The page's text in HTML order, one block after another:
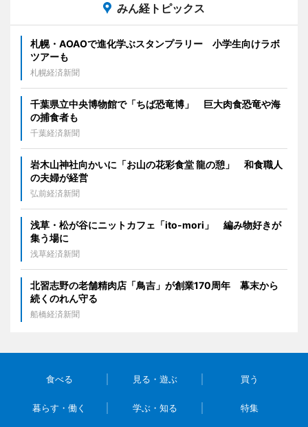
みん経トピックス
札幌・AOAOで進化学ぶスタンプラリー 小学生向けラボ
ツアーも
札幌経済新聞
千葉県立中央博物館で「ちば恐竜博」 巨大肉食恐竜や海
の捕食者も
千葉経済新聞
岩木山神社向かいに「お山の花彩食堂 龍の憩」 和食職人
の夫婦が経営
弘前経済新聞
浅草・松が谷にニットカフェ「ito-mori」 編み物好きが
集う場に
浅草経済新聞
北習志野の老舗精肉店「鳥吉」が創業170周年 幕末から
続くのれん守る
船橋経済新聞
食べる 見る・遊ぶ 買う
暮らす・働く 学ぶ・知る 特集